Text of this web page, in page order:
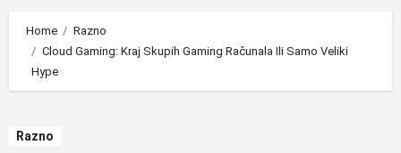
Home
Razno
Cloud Gaming: Kraj Skupih Gaming Računala Ili Samo Veliki
Hype
Razno